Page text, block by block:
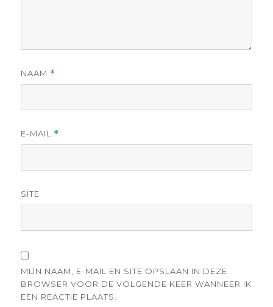
NAAM *
E-MAIL *
SITE
MIJN NAAM, E-MAIL EN SITE OPSLAAN IN DEZE
BROWSER VOOR DE VOLGENDE KEER WANNEER IK
EEN REACTIE PLAATS.